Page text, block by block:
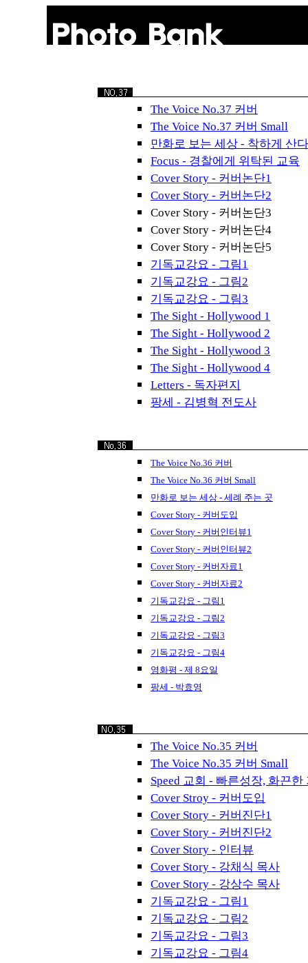
The Voice No.37 커버
The Voice No.37 커버 Small
만화로 보는 세상 - 착하게 산
Focus - 경찰에게 위탁된 교육
Cover Story - 커버논단1
Cover Story - 커버논단2
Cover Story - 커버논단3
Cover Story - 커버논단4
Cover Story - 커버논단5
기독교강요 - 그림1
기독교강요 - 그림2
기독교강요 - 그림3
The Sight - Hollywood 1
The Sight - Hollywood 2
The Sight - Hollywood 3
The Sight - Hollywood 4
Letters - 독자편지
팡세 - 김병혁 전도사
The Voice No.36 커버
The Voice No.36 커버 Small
만화로 보는 세상 - 세례 주는 곳
Cover Story - 커버도입
Cover Story - 커버인터뷰1
Cover Story - 커버인터뷰2
Cover Story - 커버자료1
Cover Story - 커버자료2
기독교강요 - 그림1
기독교강요 - 그림2
기독교강요 - 그림3
기독교강요 - 그림4
영화평 - 제 8요일
팡세 - 박효영
The Voice No.35 커버
The Voice No.35 커버 Small
Speed 교회 - 빠른성장, 화끈한
Cover Stroy - 커버도입
Cover Story - 커버진단1
Cover Story - 커버진단2
Cover Story - 인터뷰
Cover Story - 강채식 목사
Cover Story - 강상수 목사
기독교강요 - 그림1
기독교강요 - 그림2
기독교강요 - 그림3
기독교강요 - 그림4